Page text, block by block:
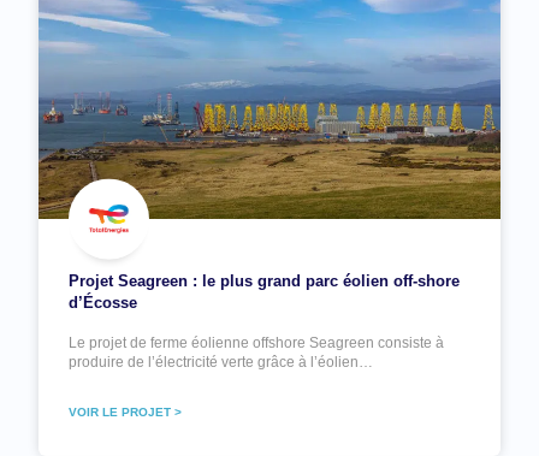
Projet Seagreen : le plus grand parc éolien off-shore
d’Écosse
Le projet de ferme éolienne offshore Seagreen consiste à
produire de l’électricité verte grâce à l’éolien…
VOIR LE PROJET >